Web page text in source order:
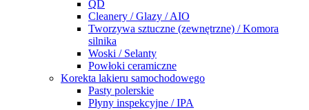
QD
Cleanery / Glazy / AIO
Tworzywa sztuczne (zewnętrzne) / Komora
silnika
Woski / Selanty
Powłoki ceramiczne
Korekta lakieru samochodowego
Pasty polerskie
Płyny inspekcyjne / IPA